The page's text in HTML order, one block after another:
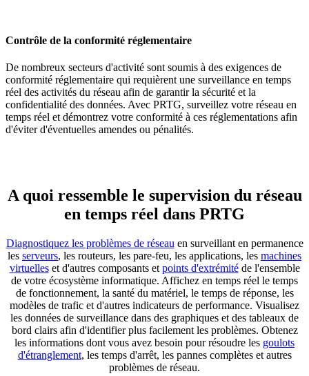
Contrôle de la conformité réglementaire
De nombreux secteurs d'activité sont soumis à des exigences de
conformité réglementaire qui requièrent une surveillance en temps
réel des activités du réseau afin de garantir la sécurité et la
confidentialité des données. Avec PRTG, surveillez votre réseau en
temps réel et démontrez votre conformité à ces réglementations afin
d'éviter d'éventuelles amendes ou pénalités.
A quoi ressemble le supervision du réseau
en temps réel dans PRTG
Diagnostiquez les problèmes de réseau en surveillant en permanence
les serveurs, les routeurs, les pare-feu, les applications, les machines
virtuelleset d'autres composants et points d'extrémitéde l'ensemble
de votre écosystème informatique. Affichez en temps réel le temps
de fonctionnement, la santé du matériel, le temps de réponse, les
modèles de trafic et d'autres indicateurs de performance. Visualisez
les données de surveillance dans des graphiques et des tableaux de
bord clairs afin d'identifier plus facilement les problèmes. Obtenez
les informations dont vous avez besoin pour résoudre les goulots
d'étranglement, les temps d'arrêt, les pannes complètes et autres
problèmes de réseau.